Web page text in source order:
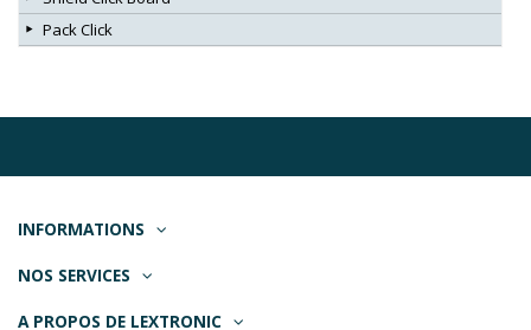
Pack Click
INFORMATIONS
NOS SERVICES
A PROPOS DE LEXTRONIC